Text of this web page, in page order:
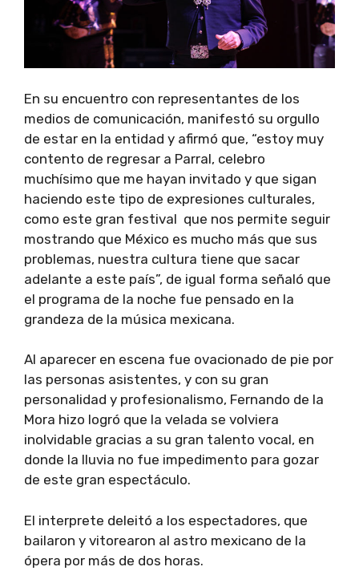
En su encuentro con representantes de los
medios de comunicación, manifestó su orgullo
de estar en la entidad y afirmó que, “estoy muy
contento de regresar a Parral, celebro
muchísimo que me hayan invitado y que sigan
haciendo este tipo de expresiones culturales,
como este gran festival que nos permite seguir
mostrando que México es mucho más que sus
problemas, nuestra cultura tiene que sacar
adelante a este país”, de igual forma señaló que
el programa de la noche fue pensado en la
grandeza de la música mexicana.
Al aparecer en escena fue ovacionado de pie por
las personas asistentes, y con su gran
personalidad y profesionalismo, Fernando de la
Mora hizo logró que la velada se volviera
inolvidable gracias a su gran talento vocal, en
donde la lluvia no fue impedimento para gozar
de este gran espectáculo.
El interprete deleitó a los espectadores, que
bailaron y vitorearon al astro mexicano de la
ópera por más de dos horas.